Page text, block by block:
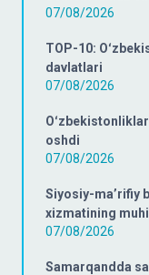
07/08/2026
TOP-10:
davlatlari
07/08/2026
oshdi
07/08/2026
Siyosiy-ma’rifiy
xizmatining
07/08/2026
Samarqandda